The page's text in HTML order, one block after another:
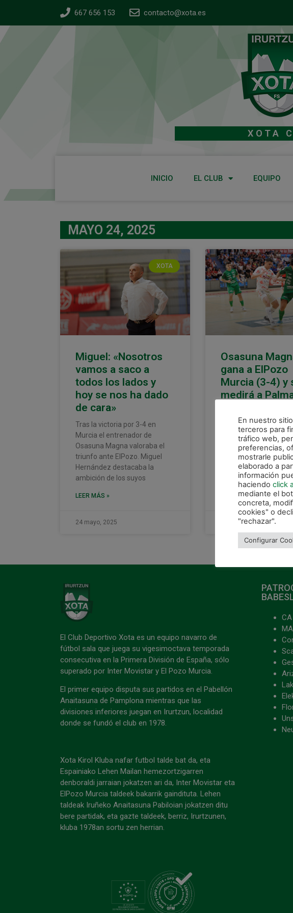
667 656 153 contacto@xota.es
XOTA
INICIO EL CLUB EQUIPO
MAYO 24, 2025
XOTA
Miguel: «Nosotros
vamos a saco a
todos los lados y
hoy se nos ha dado
de cara»
Tras la victoria por 3-4 en
Murcia el entrenador de
Osasuna Magna valoraba el
triunfo ante ElPozo. Miguel
Hernández destacaba la
ambición de los suyos
LEER MÁS »
24 mayo, 2025
Osasuna
gana a ElPozo
Murcia (3-4) y
medirá a
Osasuna Magna se
3-4 a ElPozo Murcia en
último partido de la
regular del
que el equipo navarro
LEER MÁS »
24 mayo, 2025
El Club Deportivo Xota es un equipo navarro de
fútbol sala que juega su vigesimoctava temporada
consecutiva en la Primera División de España, sólo
superado por Inter Movistar y El Pozo Murcia.
El primer equipo disputa sus partidos en el Pabellón
Anaitasuna de Pamplona mientras que las
divisiones inferiores juegan en Irurtzun, localidad
donde se fundó el club en 1978.
Xota Kirol Kluba nafar futbol talde bat da, eta
Espainiako Lehen Mailan hemezortzigarren
denboraldi jarraian jokatzen ari da, Inter Movistar eta
ElPozo Murcia taldeek bakarrik gaindituta. Lehen
taldeak Iruñeko Anaitasuna Pabiloian jokatzen ditu
bere partidak, eta gazte taldeek, berriz, Irurtzunen,
kluba 1978an sortu zen herrian.
En nuestro
terceros para
tráfico web,
preferencias,
mostrarle
elaborado a
información
haciendo click
mediante el
concreta,
cookies" o
"rechazar".
Configurar